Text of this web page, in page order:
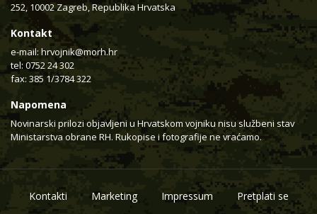
252, 10002 Zagreb, Republika Hrvatska
Kontakt
e-mail: hrvojnik@morh.hr
tel: 0752 24 302
fax: 385 1/3784 322
Napomena
Novinarski prilozi objavljeni u Hrvatskom vojniku nisu službeni stav
Ministarstva obrane RH. Rukopise i fotografije ne vraćamo.
Kontakti Marketing Impressum
Pretplati se